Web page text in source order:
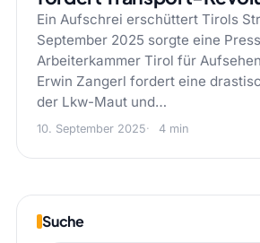
Ein Aufschrei erschüttert Tirols
September 2025 sorgte eine
Arbeiterkammer Tirol für
Erwin Zangerl fordert eine
der Lkw-Maut und…
10. September 2025 4 min
Suche